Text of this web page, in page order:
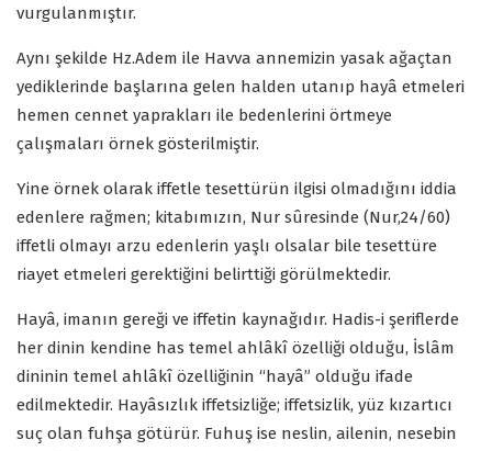
vurgulanmıştır.
Aynı şekilde Hz.Adem ile Havva annemizin yasak ağaçtan
yediklerinde başlarına gelen halden utanıp hayâ etmeleri
hemen cennet yaprakları ile bedenlerini örtmeye
çalışmaları örnek gösterilmiştir.
Yine örnek olarak iffetle tesettürün ilgisi olmadığını iddia
edenlere rağmen; kitabımızın, Nur sûresinde (Nur,24/60)
iffetli olmayı arzu edenlerin yaşlı olsalar bile tesettüre
riayet etmeleri gerektiğini belirttiği görülmektedir.
Hayâ, imanın gereği ve iffetin kaynağıdır. Hadis-i şeriflerde
her dinin kendine has temel ahlâkî özelliği olduğu, İslâm
dininin temel ahlâkî özelliğinin “hayâ” olduğu ifade
edilmektedir. Hayâsızlık iffetsizliğe; iffetsizlik, yüz kızartıcı
suç olan fuhşa götürür. Fuhuş ise neslin, ailenin, nesebin